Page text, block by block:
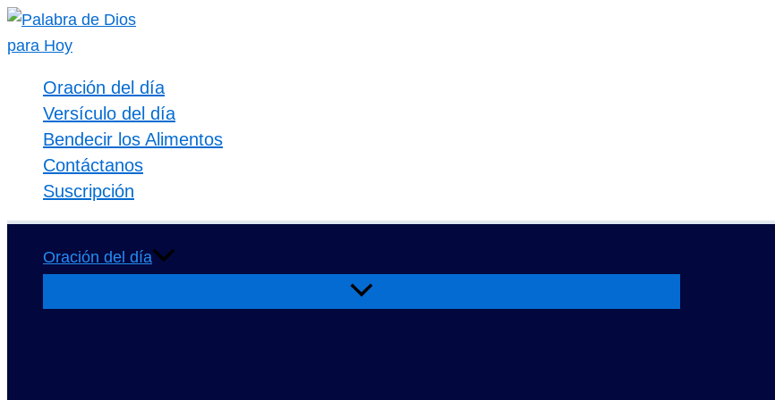
Ir
al
Oración del día
Versículo del día
Bendecir los Alimentos
Contáctanos
Suscripción
Oración del día